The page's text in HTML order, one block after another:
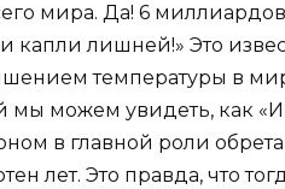
мира. Да! 6
капли лишней!» Это
температуры в
мы можем увидеть, как
в главной роли
лет. Это правда, что